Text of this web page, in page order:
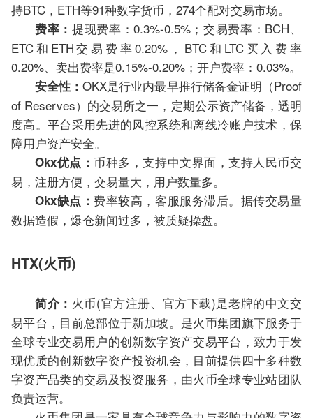
持BTC，ETH等91种数字货币，274个配对交易市场。
费率： 提现费率：0.3%-0.5%；交易费率：BCH、
ETC和ETH交易费率0.20%，BTC和LTC买入费率
0.20%、卖出费率是0.15%-0.20%；开户费率：0.03%。
安全性：OKX是行业内最早推行储备金证明（Proof
of Reserves）的交易所之一，定期公示资产储备，透明
度高。平台采用先进的风控系统和离线冷账户技术，保
障用户资产安全。
Okx优点：币种多，支持中文界面，支持人民币交
易，注册方便，交易量大，用户数量多。
Okx缺点： 费率较高，客服服务滞后。据传交易量
数据造假，爆仓新闻过多，被质疑操盘。
HTX(火币)
简介： 火币(官方注册、官方下载)是老牌的中文交
易平台，目前总部位于新加坡。是火币集团旗下服务于
全球专业交易用户的创新数字资产交易平台，致力于发
现优质的创新数字资产投资机会，目前提供四十多种数
字资产品类的交易及投资服务，由火币全球专业站团队
负责运营。